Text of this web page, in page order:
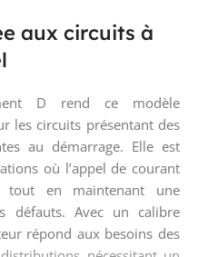
aux circuits à
D rend ce modèle
les circuits présentant des
au démarrage. Elle est
où l’appel de courant
tout en maintenant une
défauts. Avec un calibre
répond aux besoins des